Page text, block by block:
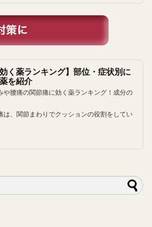
効く薬ランキング】部位・症状別に
を紹介
や腰痛の関節痛に効く薬ランキング！成分の
は、関節まわりでクッションの役割をしてい